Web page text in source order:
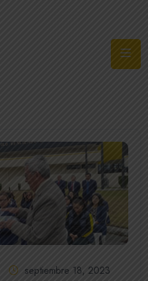
septiembre 18, 2023